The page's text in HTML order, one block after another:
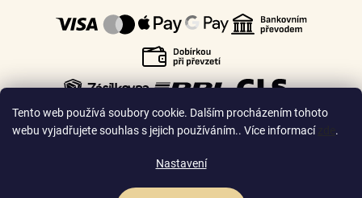
Tento web používá soubory cookie. Dalším procházením tohoto
webu vyjadřujete souhlas s jejich používáním.. Více informací
.
Nastavení
Česko🇸🇰